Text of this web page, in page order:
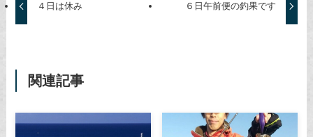
４日は休み ６日午前便の釣果です
関連記事